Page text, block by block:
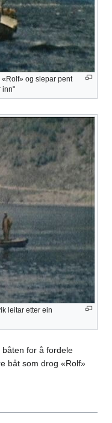
og slepar pent
inn"
leitar etter ein
båten for å fordele
båt som drog «Rolf»